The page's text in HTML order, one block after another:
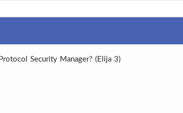
Security Manager? (Elija 3)